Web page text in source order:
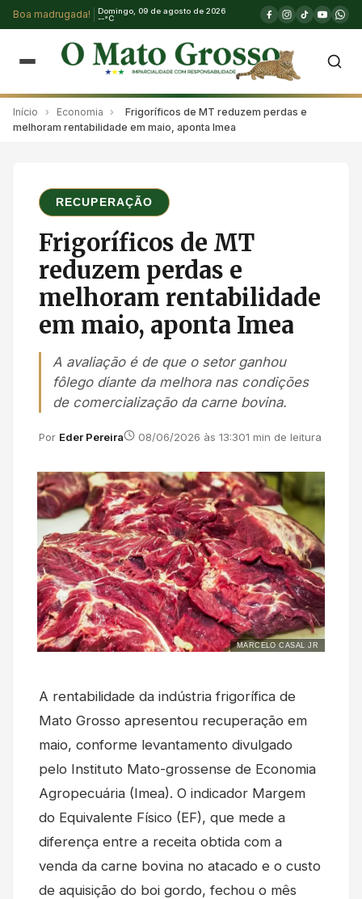
Boa madrugada!
Domingo, 09 de agosto de 2026
--°C
Início › Economia ›
Frigoríficos de MT reduzem perdas e
melhoram rentabilidade em maio, aponta Imea
RECUPERAÇÃO
Frigoríficos de MT
reduzem perdas e
melhoram rentabilidade
em maio, aponta Imea
A avaliação é de que o setor ganhou
fôlego diante da melhora nas condições
de comercialização da carne bovina.
Por Eder Pereira 08/06/2026 às 13:301 min de leitura
MARCELO CASAL JR
A rentabilidade da indústria frigorífica de
Mato Grosso apresentou recuperação em
maio, conforme levantamento divulgado
pelo Instituto Mato-grossense de Economia
Agropecuária (Imea). O indicador Margem
do Equivalente Físico (EF), que mede a
diferença entre a receita obtida com a
venda da carne bovina no atacado e o custo
de aquisição do boi gordo, fechou o mês